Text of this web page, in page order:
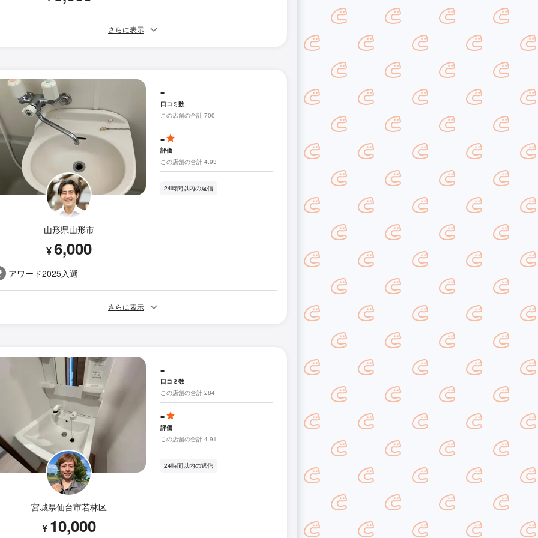
さらに表示
山形県山形市
¥6,000
アワード2025入選
-
口コミ数
この店舗の合計 700
-
評価
この店舗の合計 4.93
24時間以内の返信
さらに表示
宮城県仙台市若林区
¥ 10,000
-
口コミ数
この店舗の合計 284
-
評価
この店舗の合計 4.91
24時間以内の返信